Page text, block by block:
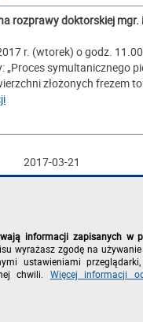
rozprawy doktorskiej mgr.
r. (wtorek) o godz. 11.00
„Proces symultanicznego
złożonych frezem
2017-03-21
Centrum Zarządzania
Miejską Siecią
Anna Szczepek
informacji zapisanych w
wyrażasz zgodę na
ustawieniami
chwili. Więcej informacji